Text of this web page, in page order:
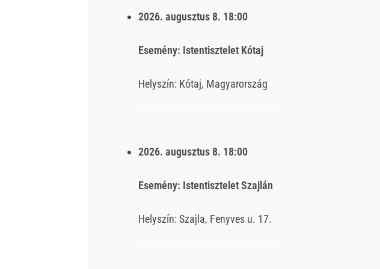
2026. augusztus 8. 18:00
Esemény: Istentisztelet Kótaj
Helyszín: Kótaj, Magyarország
2026. augusztus 8. 18:00
Esemény: Istentisztelet Szajlán
Helyszín:Szajla, Fenyves u. 17.